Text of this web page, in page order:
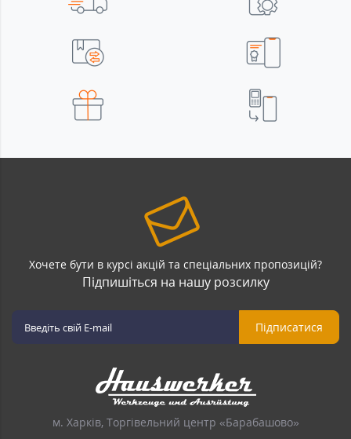
Хочете бути в курсі акцій та спеціальних пропозицій?
Підпишіться на нашу розсилку
Підписатися
м. Харків, Торгівельний центр «Барабашово»